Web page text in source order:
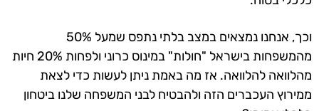
וכך, אנחנו נמצאים במצב בלתי נתפס שמעל 50%
מהמשפחות בישראל "חולות" במינוס כרוני ולפחות 20% חיות
מהלוואה להלוואה. אז מה באמת ניתן לעשות כדי לצאת
ממירוץ העכברים הזה ולהבטיח לבני המשפחה שלנו ביטחון